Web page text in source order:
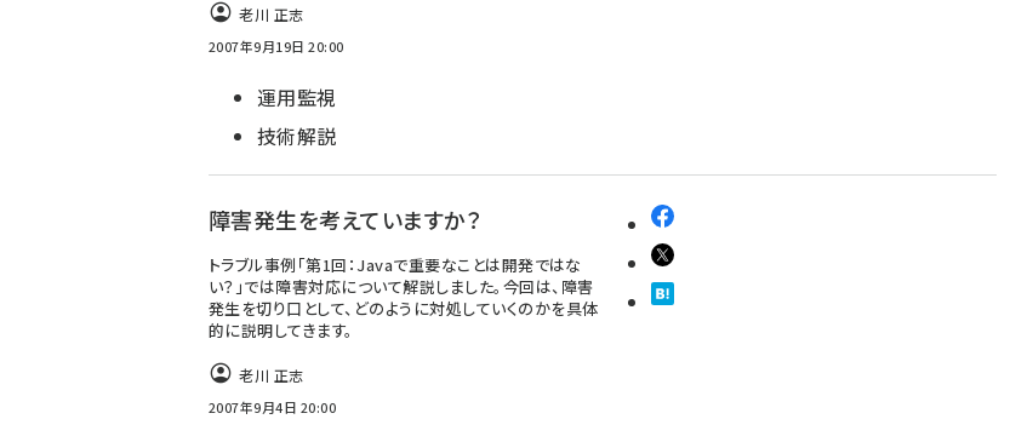
老川 正志
2007年9月19日 20:00
運用監視
技術解説
障害発生を考えていますか？
トラブル事例「第1回：Javaで重要なことは開発ではな
い？」では障害対応について解説しました。今回は、障害
発生を切り口として、どのように対処していくのかを具体
的に説明してきます。
老川 正志
2007年9月4日 20:00